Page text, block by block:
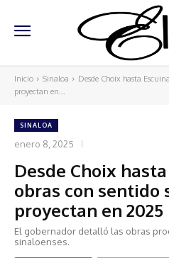
Inicio Sinaloa
Desde Choix hasta
proyectan en...
SINALOA
enero 8, 2025
Desde Choix
obras con sentido
proyectan en 2025
El gobernador detalló las obras
sinaloenses.